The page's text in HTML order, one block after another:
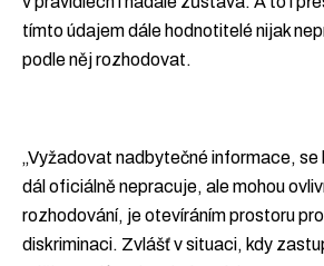
tímto údajem dále hodnotitelé nijak
podle něj rozhodovat.
„Vyžadovat nadbytečné informace, se
dál oficiálně nepracuje, ale mohou
rozhodování, je otevíráním prostoru
diskriminaci. Zvlášť v situaci, kdy